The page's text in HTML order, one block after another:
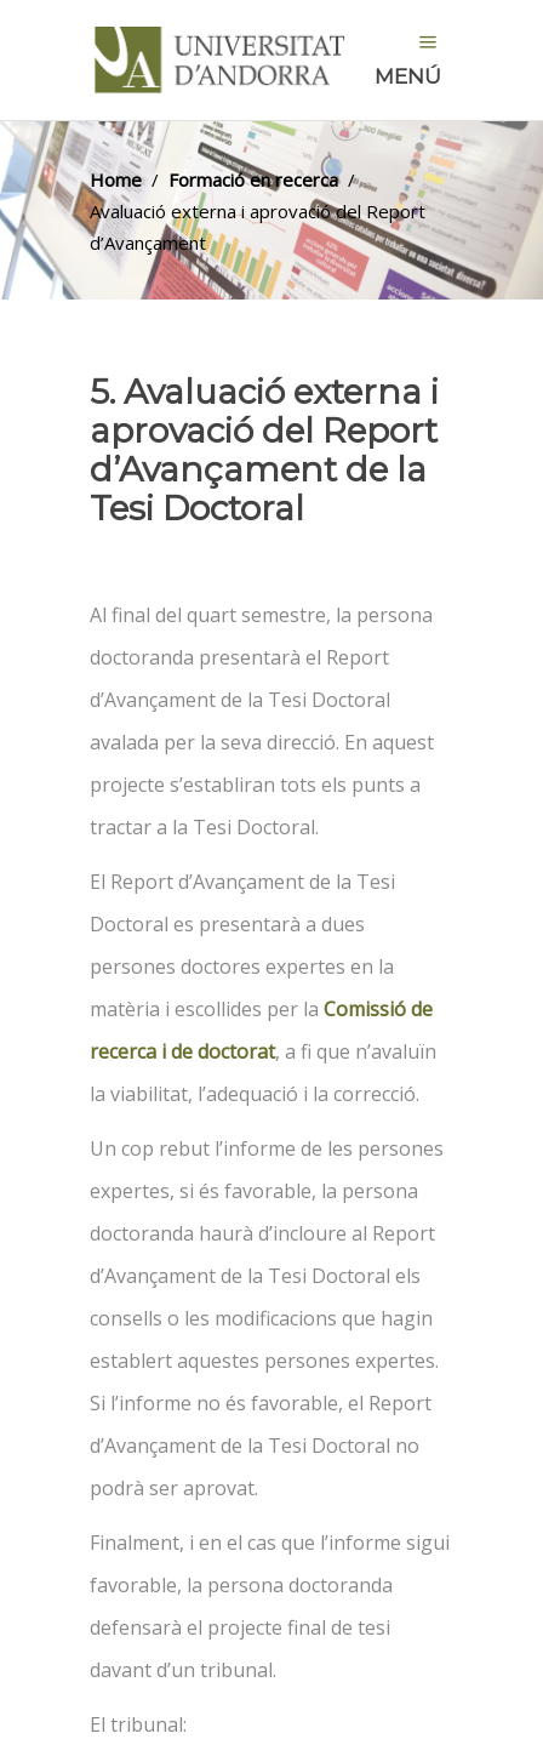
MENÚ
Home/ Formació en recerca/
Avaluació externa i aprovació del Report
d’Avançament
5. Avaluació externa i
aprovació del Report
d’Avançament de la
Tesi Doctoral
Al final del quart semestre, la persona
doctoranda presentarà el Report
d’Avançament de la Tesi Doctoral
avalada per la seva direcció. En aquest
projecte s’establiran tots els punts a
tractar a la Tesi Doctoral.
El Report d’Avançament de la Tesi
Doctoral es presentarà a dues
persones doctores expertes en la
matèria i escollides per la Comissió de
recerca i de doctorat, a fi que n’avaluïn
la viabilitat, l’adequació i la correcció.
Un cop rebut l’informe de les persones
expertes, si és favorable, la persona
doctoranda haurà d’incloure al Report
d’Avançament de la Tesi Doctoral els
consells o les modificacions que hagin
establert aquestes persones expertes.
Si l’informe no és favorable, el Report
d’Avançament de la Tesi Doctoral no
podrà ser aprovat.
Finalment, i en el cas que l’informe sigui
favorable, la persona doctoranda
defensarà el projecte final de tesi
davant d’un tribunal.
El tribunal: